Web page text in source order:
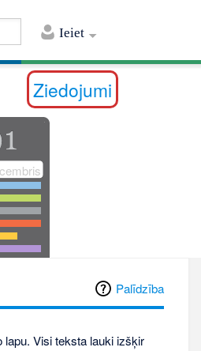
Ieiet
Ziedojumi
Palīdzība
lapu. Visi teksta lauki izšķir